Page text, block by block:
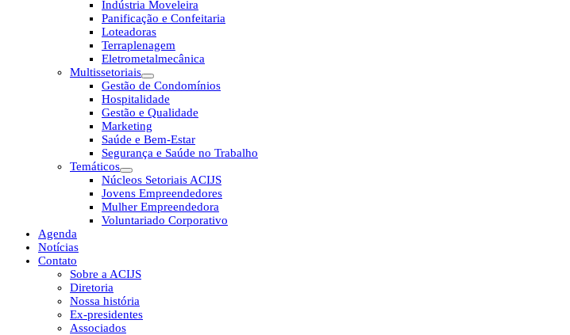
Indústria Moveleira
Panificação e Confeitaria
Loteadoras
Terraplenagem
Eletrometalmecânica
Multissetoriais
Gestão de Condomínios
Hospitalidade
Gestão e Qualidade
Marketing
Saúde e Bem-Estar
Segurança e Saúde no Trabalho
Temáticos
Núcleos Setoriais ACIJS
Jovens Empreendedores
Mulher Empreendedora
Voluntariado Corporativo
Agenda
Notícias
Contato
Sobre a ACIJS
Diretoria
Nossa história
Ex-presidentes
Associados